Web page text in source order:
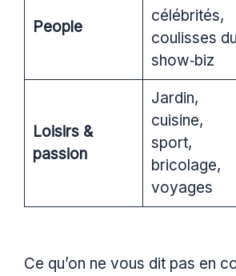
People
célébrités,
coulisses du
show‑biz
Loisirs &
passion
Jardin,
cuisine,
sport,
bricolage,
voyages
Ce qu’on ne vous dit pas en